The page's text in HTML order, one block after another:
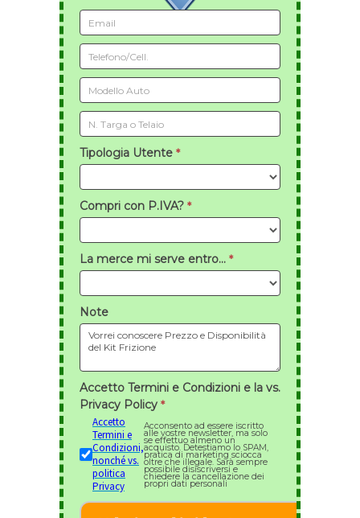
Tipologia Utente *
Compri con P.IVA? *
La merce mi serve entro... *
Note
Accetto Termini e Condizioni e la vs.
Privacy Policy *
Accetto
Termini e
Condizioni,
nonché vs.
politica
Privacy
Acconsento ad essere iscritto
alle vostre newsletter, ma solo
se effettuo almeno un
acquisto. Detestiamo lo SPAM,
pratica di marketing sciocca
oltre che illegale. Sarà sempre
possibile disiscriversi e
chiedere la cancellazione dei
propri dati personali